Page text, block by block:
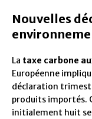
Nouvelles
La taxe carbone
Européenne
déclaration
produits importés.
initialement huit